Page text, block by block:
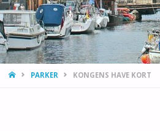
HOMEPARKER KONGENS HAVE KORT